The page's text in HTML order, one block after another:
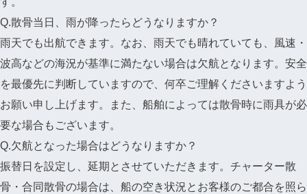
Q.散骨当日、雨が降ったらどうなりますか？
雨天でも出航できます。なお、雨天でも晴れていても、風速・
波高などの海況が基準に満たない場合は欠航となります。安全
を最優先に判断していますので、何卒ご理解くださいますよう
お願い申し上げます。また、船舶によっては散骨時に雨具が必
要な場合もございます。
Q.欠航となった場合はどうなりますか？
振替日を設定し、延期とさせていただきます。チャーター散
骨・合同散骨の場合は、船の空き状況とお客様のご都合を照ら